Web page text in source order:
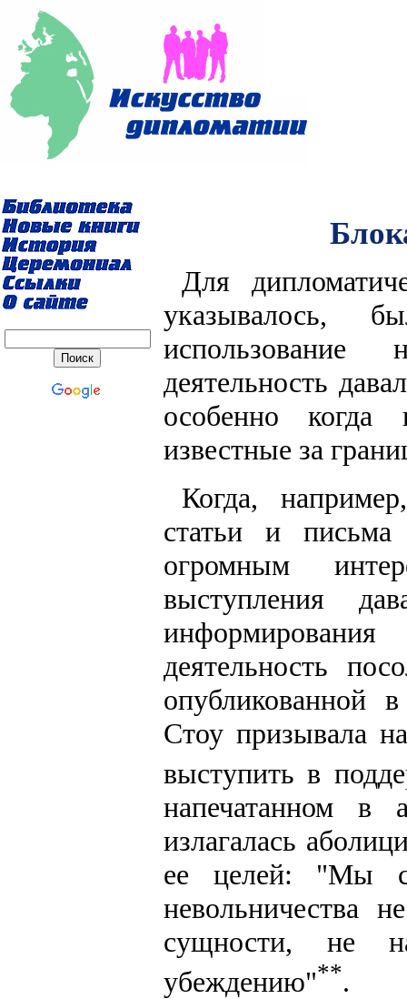
Для
указывалось,
использование
деятельность
особенно
известные за
Когда,
статьи и
огромным
выступления
деятельность
опубликованной
Стоу призывала
выступить в
напечатанном в
излагалась
ее целей: "Мы
невольничества
сущности, не
убеждению"**.